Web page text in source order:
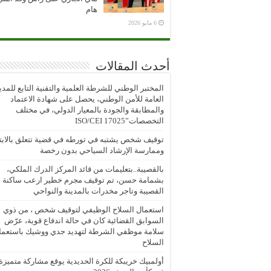
هام
6 مايو 2026
أحدث المقالات
المختبر الوطني للشرطة العلمية والتقنية التابع
العامة للأمن الوطني، يحصل على شهادة الاعتماد
والمطابقة والجودة بالمعيار الدولي، في مختلف
التخصصات”ISO/CEI 17025
توقيف شخص يشتبه في تورطه في قضية تتعلق
وممارسة الإرشاد السياحي بدون رخصة
بالقصيبة..بتعليمات من قائد المركز الدرك الملكي،
بشمامة حسن، تم توقيف مجرم خطير ارعب ساكنة
القصيبة وتاجر مخدرات بالمدينة والنواحي
استعمال السلاح الوظيفي لتوقيف شخص ، من ذوي
السوابق القضائية كان في حالة اندفاع قوية، عرّض
سلامة موظفي الشرطة لتهديد جدي ووشيك
السلاح
أولمبيك خريبكة للكرة الحديدية يوقع مشاركة متميزة